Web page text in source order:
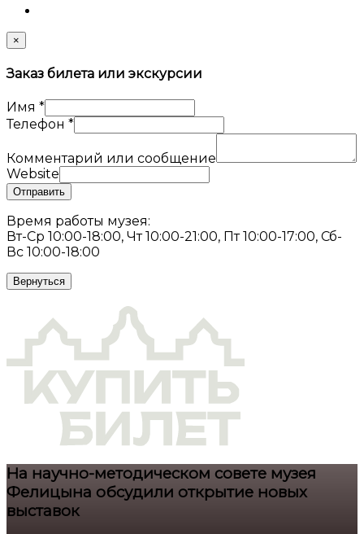
×
Заказ билета или экскурсии
Имя *
Телефон *
Комментарий или сообщение
Website
Отправить
Время работы музея:
Вт-Ср 10:00-18:00, Чт 10:00-21:00, Пт 10:00-17:00, Сб-
Вс 10:00-18:00
Вернуться
На научно-методическом совете музея
Фелицына обсудили открытие новых
выставок